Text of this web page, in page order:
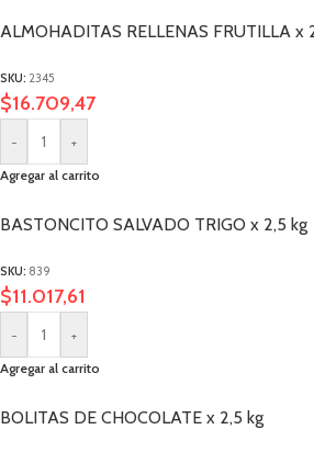
ALMOHADITAS RELLENAS FRUTILLA x
SKU: 2345
$16.709,47
- +
Agregar al carrito
BASTONCITO SALVADO TRIGO x 2,5 kg
SKU: 839
$11.017,61
- +
Agregar al carrito
BOLITAS DE CHOCOLATE x 2,5 kg